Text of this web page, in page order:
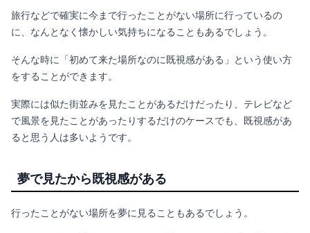
旅行などで確実に今まで行ったことがない場所に行っているの
に、なんとなく懐かしい気持ちになることもあるでしょう。
そんな時に「初めて来た場所なのに既視感がある」という使い方
をすることができます。
実際には似た街並みを見たことがあるだけだったり、テレビなど
で風景を見たことがあったりするだけのケースでも、既視感があ
ると思う人は多いようです。
夢で見たから既視感がある
行ったことがない場所を夢に見ることもあるでしょう。